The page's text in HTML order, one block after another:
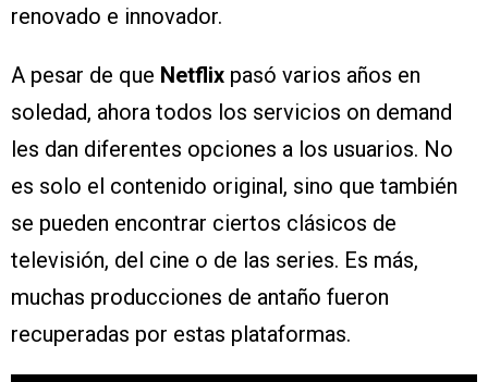
renovado e innovador.
A pesar de que Netflix pasó varios años en
soledad, ahora todos los servicios on demand
les dan diferentes opciones a los usuarios. No
es solo el contenido original, sino que también
se pueden encontrar ciertos clásicos de
televisión, del cine o de las series. Es más,
muchas producciones de antaño fueron
recuperadas por estas plataformas.